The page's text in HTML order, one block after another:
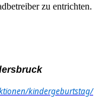
zu entrichten.
kindergeburtstag/